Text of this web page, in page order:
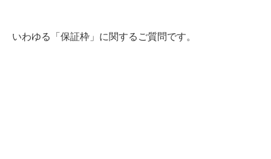
いわゆる「保証枠」に関するご質問です。